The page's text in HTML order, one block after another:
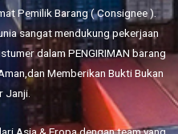
Pemilik Barang ( Consignee ).
sangat mendukung pekerjaan
dalam PENGIRIMAN barang
Memberikan Bukti Bukan
Janji.